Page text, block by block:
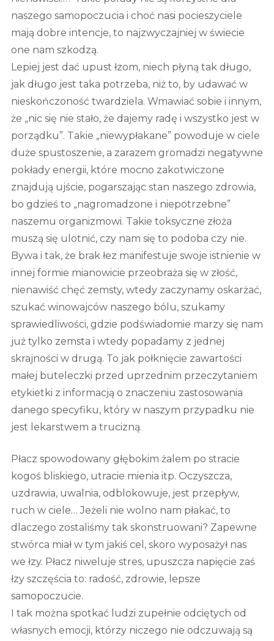
naszego samopoczucia i choć nasi pocieszyciele
mają dobre intencje, to najzwyczajniej w świecie
one nam szkodzą.
Lepiej jest dać upust łzom, niech płyną tak długo,
jak długo jest taka potrzeba, niż to, by udawać w
nieskończoność twardziela. Wmawiać sobie i innym,
że „nic się nie stało, że dajemy radę i wszystko jest w
porządku”. Takie „niewypłakane” powoduje w ciele
duże spustoszenie, a zarazem gromadzi negatywne
pokłady energii, które mocno zakotwiczone
znajdują ujście, pogarszając stan naszego zdrowia,
bo gdzieś to „nagromadzone i niepotrzebne”
naszemu organizmowi. Takie toksyczne złoża
muszą się ulotnić, czy nam się to podoba czy nie.
Bywa i tak, że brak łez manifestuje swoje istnienie w
innej formie mianowicie przeobraża się w złość,
nienawiść chęć zemsty, wtedy zaczynamy oskarżać,
szukać winowajców naszego bólu, szukamy
sprawiedliwości, gdzie podświadomie marzy się nam
już tylko zemsta i wtedy popadamy z jednej
skrajności w drugą. To jak połknięcie zawartości
małej buteleczki przed uprzednim przeczytaniem
etykietki z informacją o znaczeniu zastosowania
danego specyfiku, który w naszym przypadku nie
jest lekarstwem a trucizną.
Płacz spowodowany głębokim żalem po stracie
kogoś bliskiego, utracie mienia itp. Oczyszcza,
uzdrawia, uwalnia, odblokowuje, jest przepływ,
ruch w ciele… Jeżeli nie wolno nam płakać, to
dlaczego zostaliśmy tak skonstruowani? Zapewne
stwórca miał w tym jakiś cel, skoro wyposażył nas
we łzy. Płacz niweluje stres, upuszcza napięcie zaś
łzy szczęścia to: radość, zdrowie, lepsze
samopoczucie.
I tak można spotkać ludzi zupełnie odciętych od
własnych emocji, którzy niczego nie odczuwają są